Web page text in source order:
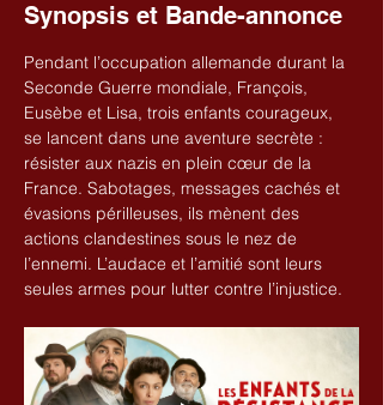
Synopsis et Bande-annonce
Pendant l’occupation allemande durant la
Seconde Guerre mondiale, François,
Eusèbe et Lisa, trois enfants courageux,
se lancent dans une aventure secrète :
résister aux nazis en plein cœur de la
France. Sabotages, messages cachés et
évasions périlleuses, ils mènent des
actions clandestines sous le nez de
l’ennemi. L’audace et l’amitié sont leurs
seules armes pour lutter contre l’injustice.